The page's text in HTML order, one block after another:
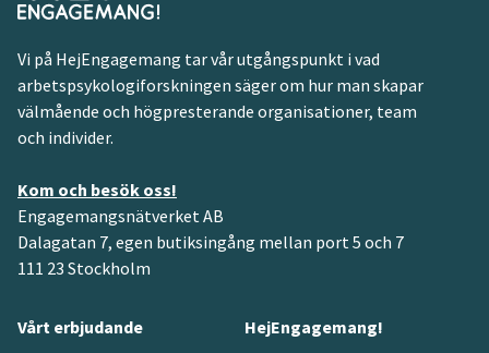
Vi på HejEngagemang tar vår utgångspunkt i vad
arbetspsykologiforskningen säger om hur man skapar
välmående och högpresterande organisationer, team
och individer.
Kom och besök oss!
Engagemangsnätverket AB
Dalagatan 7, egen butiksingång mellan port 5 och 7
111 23 Stockholm
Vårt erbjudande
HejEngagemang!